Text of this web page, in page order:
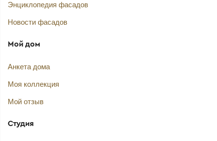
Энциклопедия фасадов
Новости фасадов
Мой дом
Анкета дома
Моя коллекция
Мой отзыв
Студия